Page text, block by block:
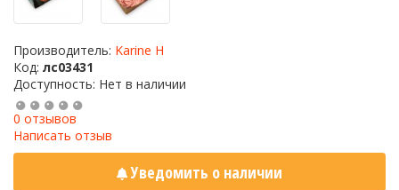
Производитель: Karine H
Код: лс03431
Доступность: Нет в наличии
0 отзывов
Написать отзыв
Уведомить о наличии